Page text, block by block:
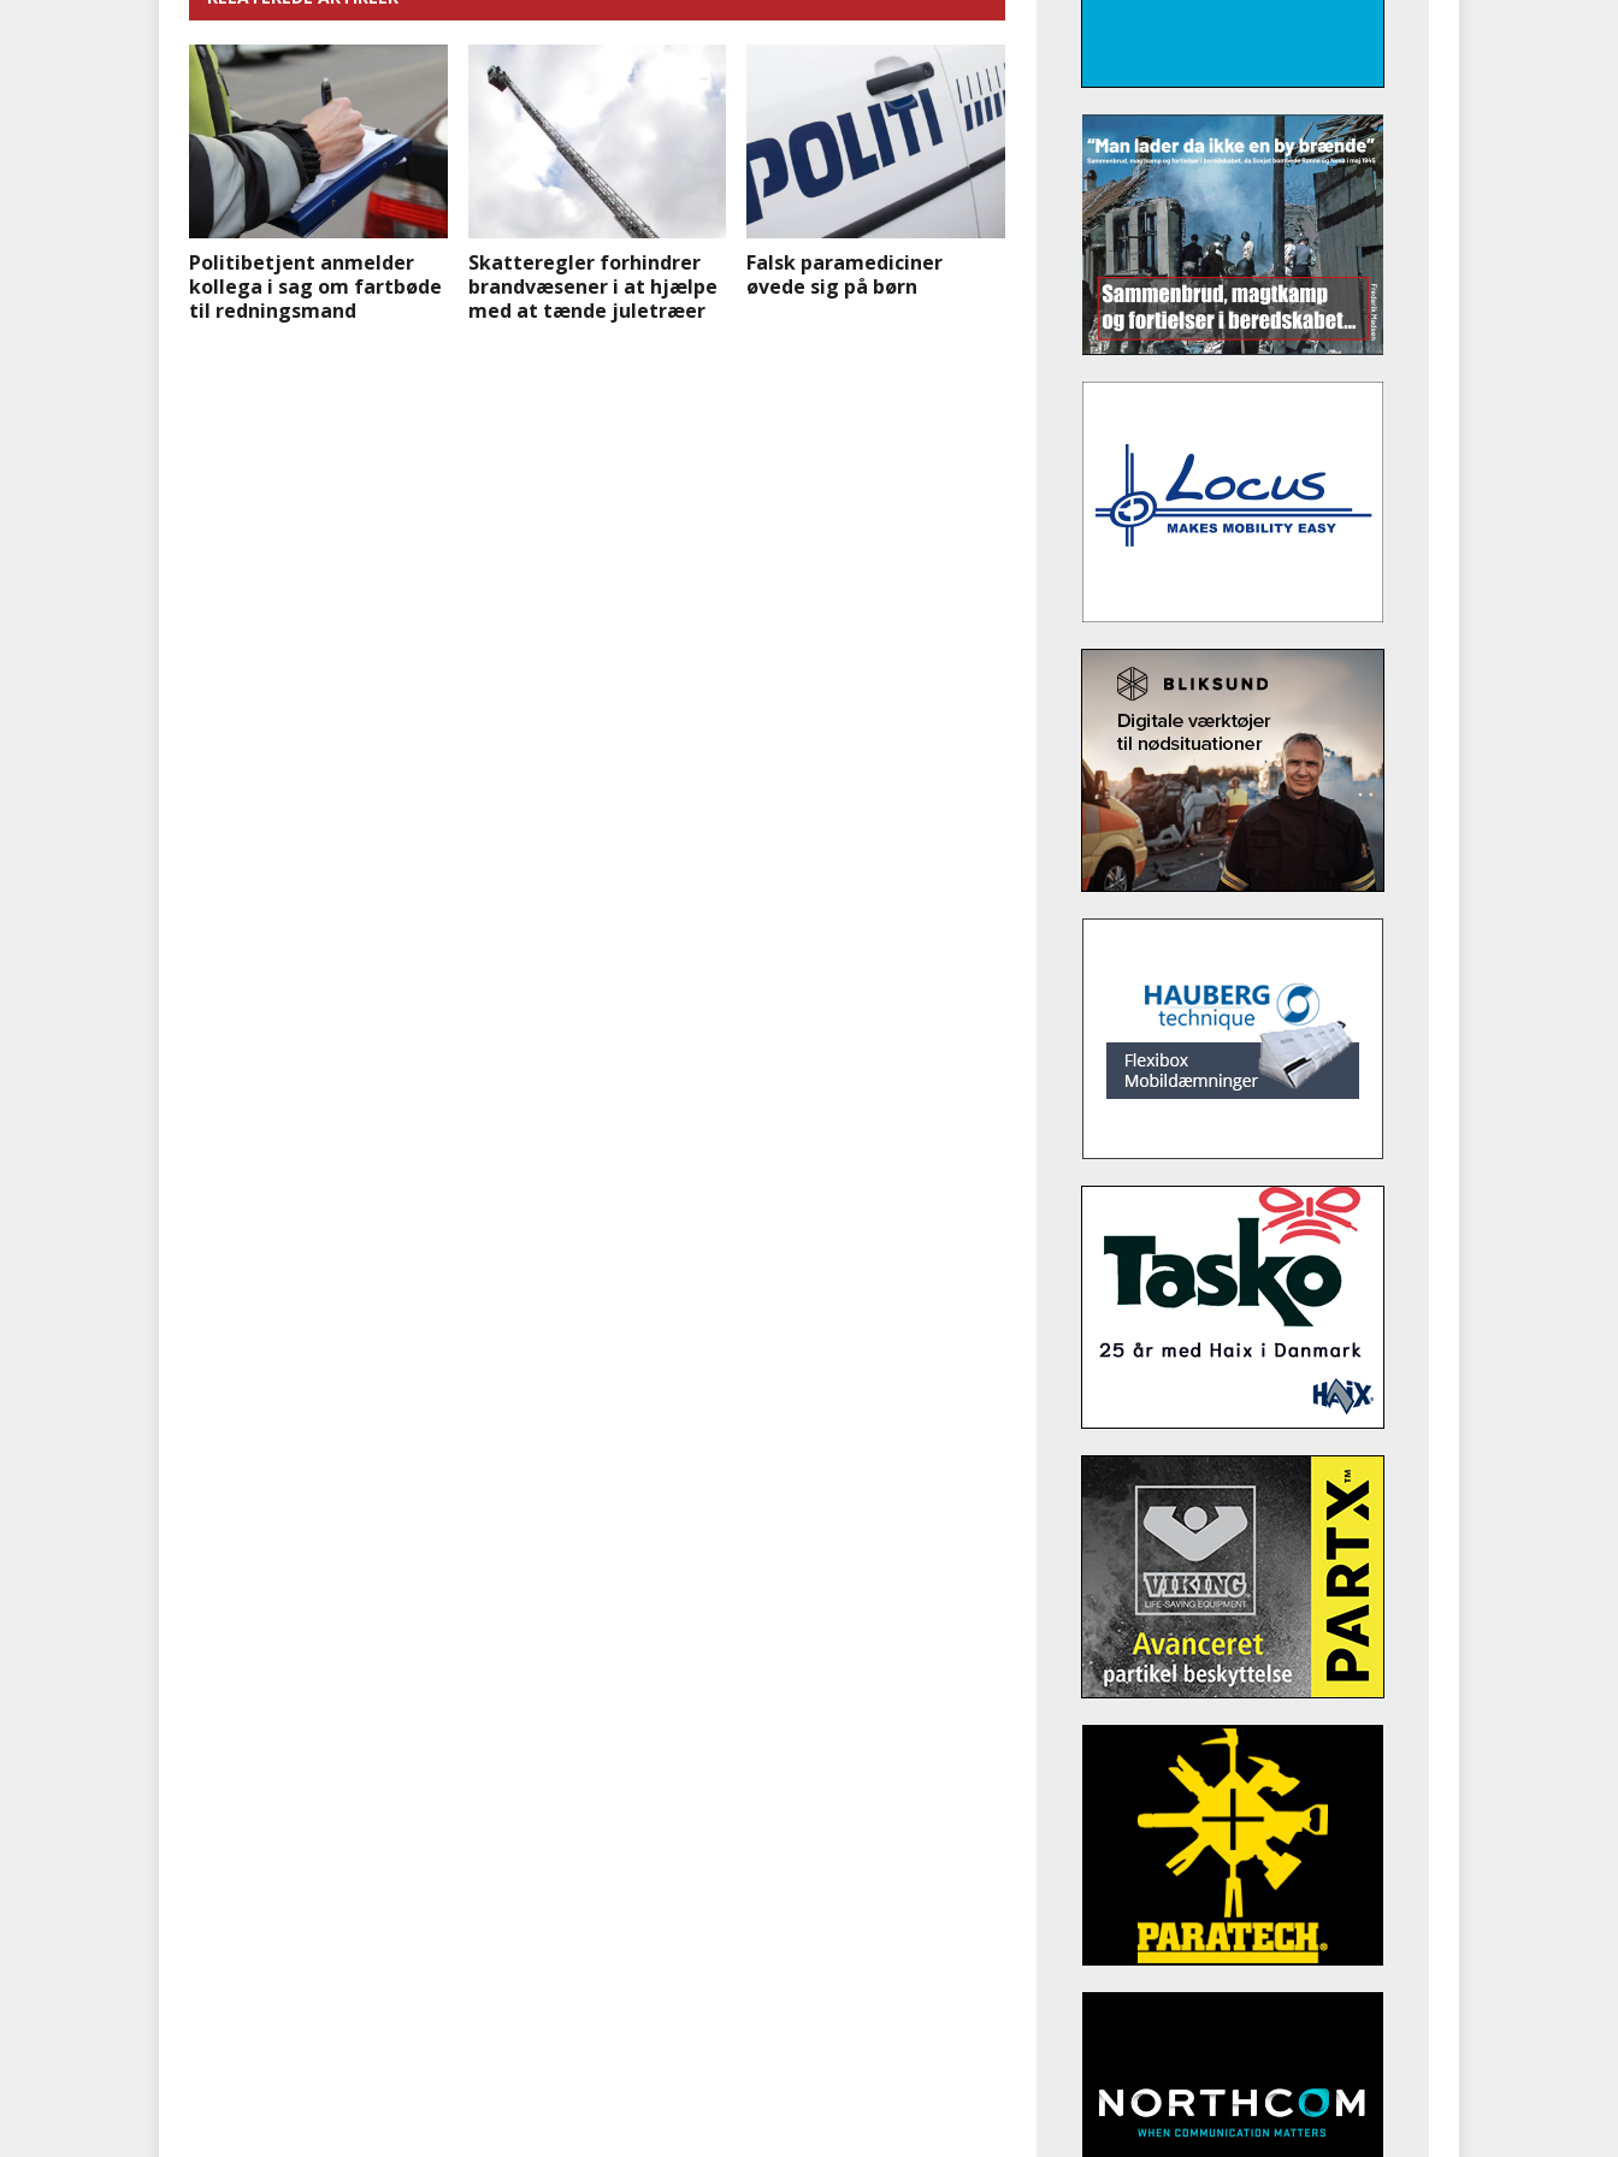
Politibetjent anmelder
kollega i sag om fartbøde
til redningsmand
Skatteregler forhindrer
brandvæsener i at hjælpe
med at tænde juletræer
Falsk paramediciner
øvede sig på børn